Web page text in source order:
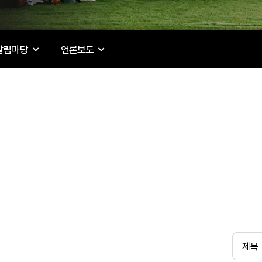
림마당 언론보도